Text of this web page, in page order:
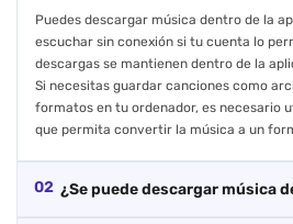
Puedes descargar música dentro de la
escuchar sin conexión si tu cuenta lo
descargas se mantienen dentro de la
Si necesitas guardar canciones como
formatos en tu ordenador, es necesario
que permita convertir la música a un
02 ¿Se puede descargar música